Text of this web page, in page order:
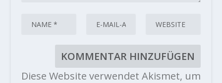
Diese Website verwendet Akismet, um